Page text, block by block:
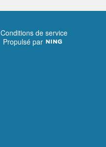
Conditions de service
Propulsé par